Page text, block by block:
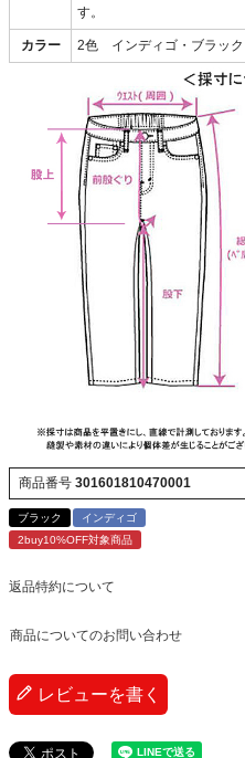
す。
カラー 2色 インディゴ・ブラック
商品番号 301601810470001
ブラック
インディゴ
2buy10%OFF対象商品
返品特約について
商品についてのお問い合わせ
レビューを書く